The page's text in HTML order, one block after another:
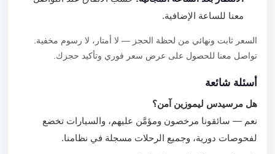
معنا للساعة الإضافية.
السعر ثابت ونهائي من لحظة الحجز — لا أمتار، لا رسوم مخفية.
تواصل معنا للحصول على عرض سعر فوري وتأكيد حجزك.
أسئلة شائعة
هل مرسيدس ليموزين آمن؟
نعم — سائقونا مرخصون ومؤمَّن عليهم، والسيارات تخضع
لفحوصات دورية، وجميع الرحلات مسجلة في نظامنا.